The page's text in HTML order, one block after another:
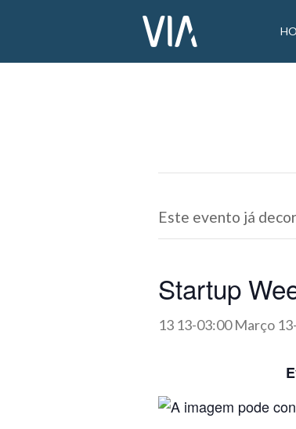
Este evento já
Startup
13 13-03:00 Março